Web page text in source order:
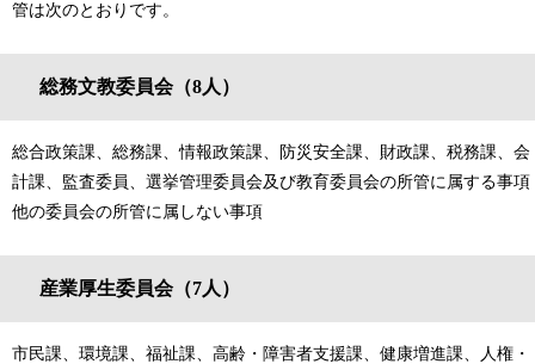
管は次のとおりです。
総務文教委員会（8人）
総合政策課、総務課、情報政策課、防災安全課、財政課、税務課、会
計課、監査委員、選挙管理委員会及び教育委員会の所管に属する事項
他の委員会の所管に属しない事項
産業厚生委員会（7人）
市民課、環境課、福祉課、高齢・障害者支援課、健康増進課、人権・